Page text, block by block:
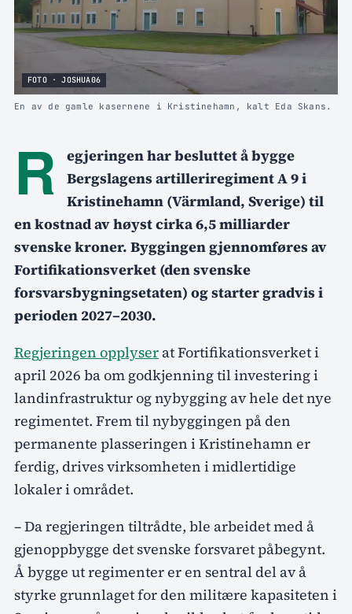
FOTO · JOSHUA06
En av de gamle kasernene i Kristinehamn, kalt Eda Skans.
R
egjeringen har besluttet å bygge
Bergslagens artilleriregiment A 9 i
Kristinehamn (Värmland, Sverige) til
en kostnad av høyst cirka 6,5 milliarder
svenske kroner. Byggingen gjennomføres av
Fortifikationsverket (den svenske
forsvarsbygningsetaten) og starter gradvis i
perioden 2027–2030.
Regjeringen opplyser at Fortifikationsverket i
april 2026 ba om godkjenning til investering i
landinfrastruktur og nybygging av hele det nye
regimentet. Frem til nybyggingen på den
permanente plasseringen i Kristinehamn er
ferdig, drives virksomheten i midlertidige
lokaler i området.
– Da regjeringen tiltrådte, ble arbeidet med å
gjenoppbygge det svenske forsvaret påbegynt.
Å bygge ut regimenter er en sentral del av å
styrke grunnlaget for den militære kapasiteten i